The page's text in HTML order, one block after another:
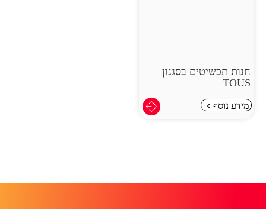
חנות תכשיטים בסגנון
TOUS
מידע נוסף